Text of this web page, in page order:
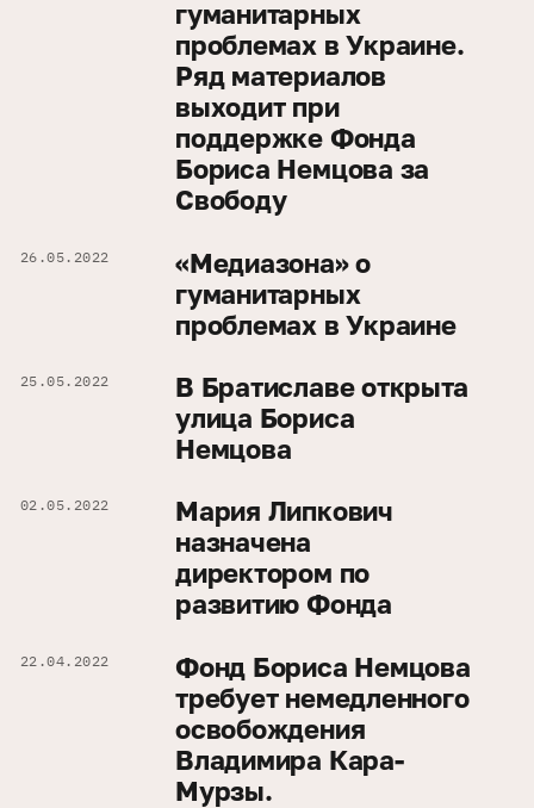
гуманитарных
проблемах в Украине.
Ряд материалов
выходит при
поддержке Фонда
Бориса Немцова за
Свободу
26.05.2022
«Медиазона» о
гуманитарных
проблемах в Украине
25.05.2022
В Братиславе открыта
улица Бориса
Немцова
02.05.2022
Мария Липкович
назначена
директором по
развитию Фонда
22.04.2022
Фонд Бориса Немцова
требует немедленного
освобождения
Владимира Кара-
Мурзы.